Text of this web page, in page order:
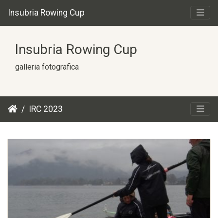
Insubria Rowing Cup
Insubria Rowing Cup
galleria fotografica
IRC 2023